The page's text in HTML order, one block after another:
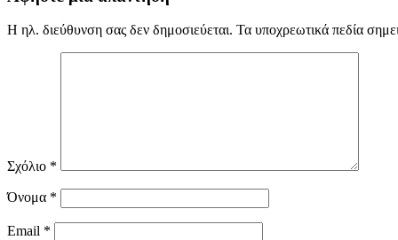
Η ηλ. διεύθυνση σας δεν δημοσιεύεται. Τα υποχρεωτικά πεδία
Σχόλιο *
Όνομα *
Email *